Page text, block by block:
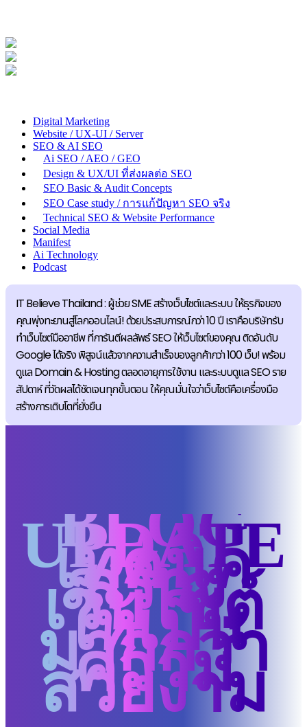
Digital Marketing
Website / UX-UI / Server
SEO & AI SEO
Ai SEO / AEO / GEO
Design & UX/UI ที่ส่งผลต่อ SEO
SEO Basic & Audit Concepts
SEO Case study / การแก้ปัญหา SEO จริง
Technical SEO & Website Performance
Social Media
Manifest
Ai Technology
Podcast
IT Believe Thailand : ผู้ช่วย SME สร้างเว็บไซต์และระบบ ให้ธุรกิจของ
คุณพุ่งทะยานสู่โลกออนไลน์! ด้วยประสบการณ์กว่า 10 ปี เราคือบริษัทรับ
ทำเว็บไซต์มืออาชีพ ที่การันตีผลลัพธ์ SEO ให้เว็บไซต์ของคุณ ติดอันดับ
Google ได้จริง พิสูจน์แล้วจากความสำเร็จของลูกค้ากว่า 100 เว็บ! พร้อม
ดูแล Domain & Hosting ตลอดอายุการใช้งาน และระบบดูแล SEO ราย
สัปดาห์ ที่วัดผลได้ชัดเจนทุกขั้นตอน ให้คุณมั่นใจว่าเว็บไซต์คือเครื่องมือ
สร้างการเติบโตที่ยั่งยืน
BLOG
UPDATE
เทคนิค
สร้าง
เว็บไซต์
ให้เป็น
มากกว่า
ความ
สวยงาม